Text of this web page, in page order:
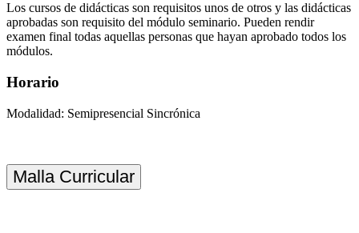
Los cursos de didácticas son requisitos unos de otros y las didácticas
aprobadas son requisito del módulo seminario. Pueden rendir
examen final todas aquellas personas que hayan aprobado todos los
módulos.
Horario
Modalidad: Semipresencial Sincrónica
Malla Curricular